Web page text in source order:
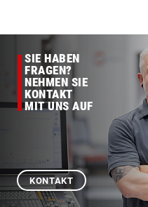
SIE HABEN
FRAGEN?
NEHMEN SIE
KONTAKT
MIT UNS AUF
KONTAKT